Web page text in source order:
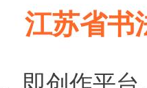
江苏省书